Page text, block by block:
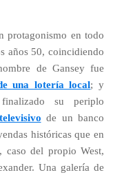
protagonismo en todo
años 50, coincidiendo
de Gansey fue
una lotería local; y
su periplo
de un banco
históricas que en
del propio West,
Una galería de